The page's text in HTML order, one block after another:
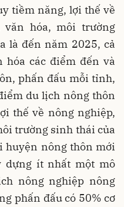
tiềm năng, lợi thế về
văn hóa, môi trường
là đến năm 2025, cả
hóa các điểm đến và
phấn đấu mỗi tỉnh,
du lịch nông thôn
thế về nông nghiệp,
trường sinh thái của
huyện nông thôn mới
dựng ít nhất một mô
nông nghiệp nông
phấn đấu có 50% cơ